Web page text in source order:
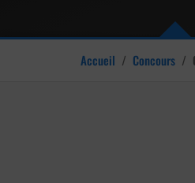
Accueil / Concours /